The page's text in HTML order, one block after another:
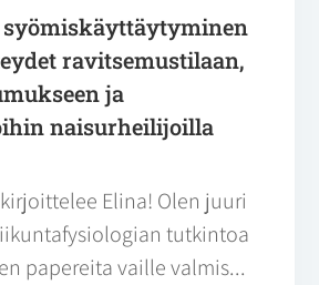
ravitsemustilaan,
ja
naisurheilijoilla
Elina! Olen juuri
tutkintoa
papereita vaille valmis...